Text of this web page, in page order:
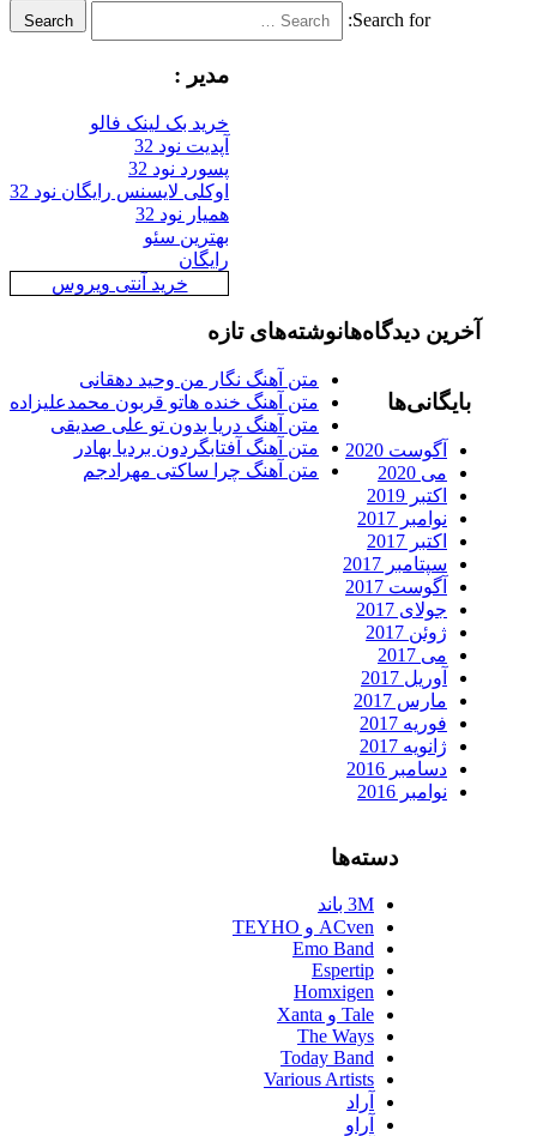
Search for:
خرید بک لینک فالو
پسورد نود 32
اوکلی لایسنس رایگان نود 32
همیار نود 32
بهترین سئو
خرید آنتی ویروس
نوشته‌های تازه
متن آهنگ نگار من وحید دهقانی
متن آهنگ خنده هاتو قربون محمدعلیزاده
متن آهنگ دریا بدون تو علی صدیقی
متن آهنگ آفتابگردون بردیا بهادر
متن آهنگ چرا ساکتی مهرادجم
دیدگاه‌ها
آگوست 2020
سپتامبر 2017
آگوست 2017
مارس 2017
دسامبر 2016
ACven و TEYHO
Emo Band
Espertip
Homxigen
The Ways
Today Band
Various Artists